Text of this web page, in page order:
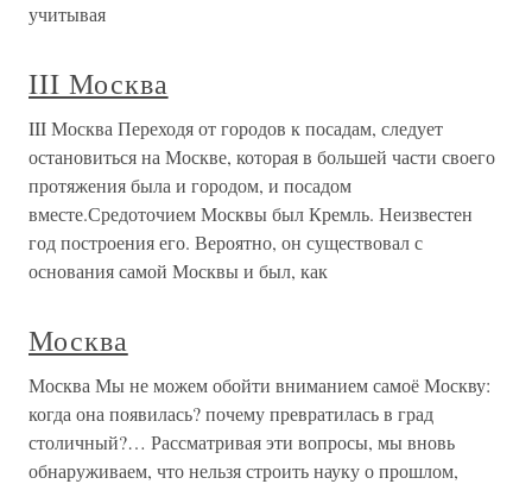
учитывая
III Москва
III Москва Переходя от городов к посадам, следует
остановиться на Москве, которая в большей части своего
протяжения была и городом, и посадом
вместе.Средоточием Москвы был Кремль. Неизвестен
год построения его. Вероятно, он существовал с
основания самой Москвы и был, как
Москва
Москва Мы не можем обойти вниманием самоё Москву:
когда она появилась? почему превратилась в град
столичный?… Рассматривая эти вопросы, мы вновь
обнаруживаем, что нельзя строить науку о прошлом,